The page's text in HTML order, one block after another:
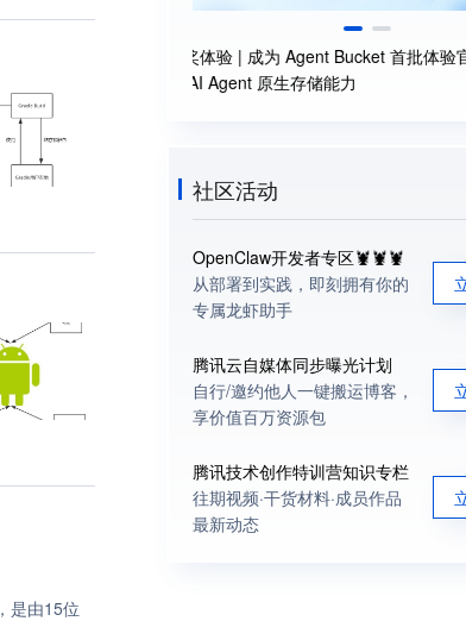
是由15位
有奖体验 | 成为 Agent Bucket 首批
锁 AI Agent 原生存储能力
社区活动
OpenClaw开发者专区🦞🦞🦞
从部署到实践，即刻拥有你的
专属龙虾助手
腾讯云自媒体同步曝光计划
自行/邀约他人一键搬运博客，
享价值百万资源包
腾讯技术创作特训营知识专栏
往期视频·干货材料·成员作品
最新动态